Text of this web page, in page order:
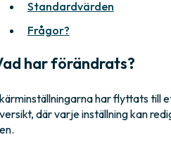
Standardvärden
Frågor?
har förändrats?
har flyttats till
där varje inställning kan